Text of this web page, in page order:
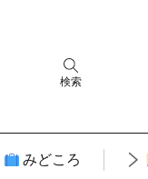
検索
みどころ